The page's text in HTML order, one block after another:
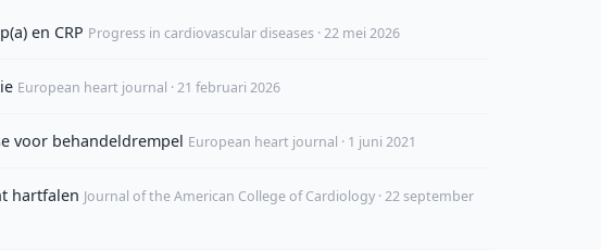
en CRP Progress in cardiovascular diseases · 22 mei 2026
European heart journal · 21 februari 2026
voor behandeldrempel European heart journal · 1 juni 2021
hartfalen Journal of the American College of Cardiology · 22 september